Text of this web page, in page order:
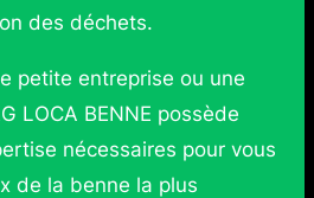
des déchets.
petite entreprise ou une
LOCA BENNE possède
nécessaires pour vous
de la benne la plus